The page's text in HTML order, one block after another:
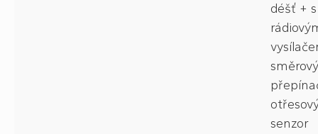
déšť + s
směrový
senzor